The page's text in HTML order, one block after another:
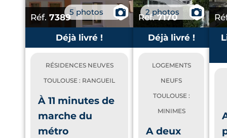
Réf. 7389
5 photos 📷
Déjà livré !
RÉSIDENCES NEUVES
TOULOUSE : RANGUEIL
À 11 minutes de
marche du
métro
Réf.7170
2 photos 📷
Déjà livré !
LOGEMENTS
NEUFS
TOULOUSE :
MINIMES
A deux